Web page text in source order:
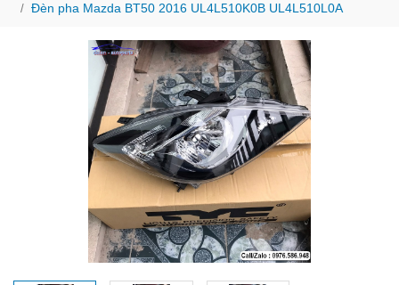
Đèn pha Mazda BT50 2016 UL4L510K0B UL4L510L0A